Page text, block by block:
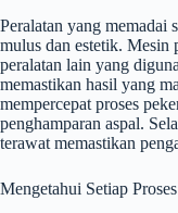
Peralatan yang memadai
mulus dan estetik. Mesin
peralatan lain yang
memastikan hasil yang
mempercepat proses
penghamparan aspal.
terawat memastikan
Mengetahui Setiap